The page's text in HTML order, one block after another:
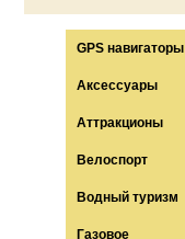
GPS навигаторы
Аксессуары
Аттракционы
Велоспорт
Водный туризм
Газовое